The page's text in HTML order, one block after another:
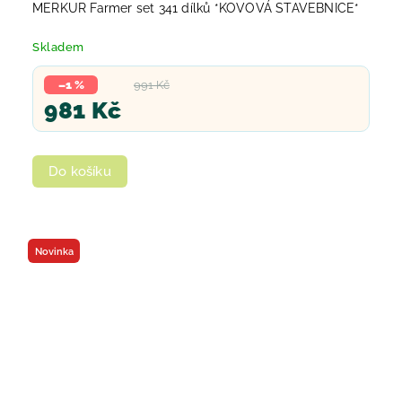
MERKUR Farmer set 341 dílků *KOVOVÁ STAVEBNICE*
Skladem
991 Kč
–1 %
981 Kč
Do košíku
Novinka